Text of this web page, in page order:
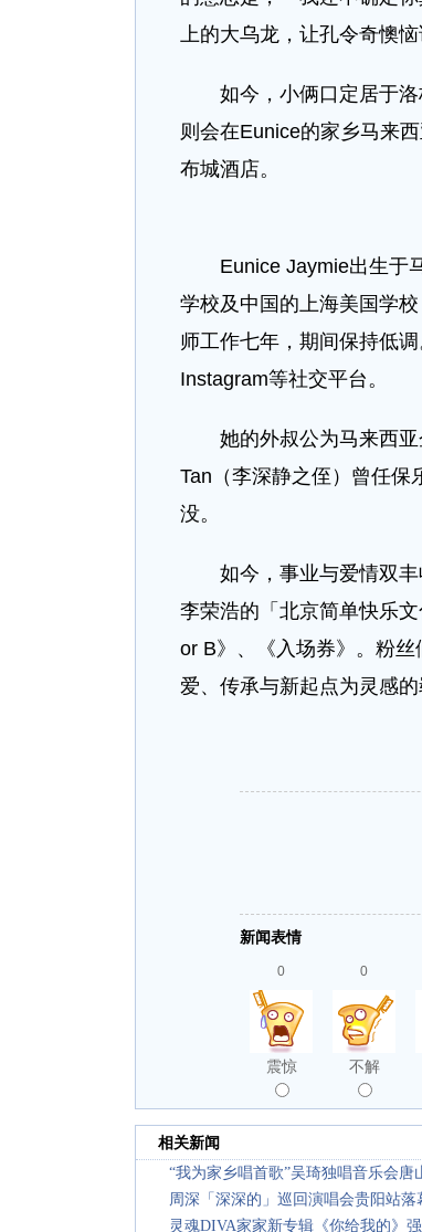
上的大乌龙，让孔令奇懊
如今，小俩口定居于洛
则会在Eunice的家乡马来
布城酒店。
Eunice Jaymie出生于马
学校及中国的上海美国学
师工作七年，期间保持低
Instagram等社交平台。
她的外叔公为马来西亚
Tan（李深静之侄）曾任保
没。
如今，事业与爱情双丰
李荣浩的「北京简单快乐
or B》、《入场券》。粉
爱、传承与新起点为灵感的
新闻表情
0
震惊
0
不解
相关新闻
“我为家乡唱首歌”吴琦独唱音乐会唐
周深「深深的」巡回演唱会贵阳站
灵魂DIVA家家新专辑《你给我的》